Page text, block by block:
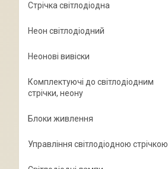
Стрічка світлодіодна
Неон світлодіодний
Неонові вивіски
Комплектуючі до світлодіодним
стрічки, неону
Блоки живлення
Управління світлодіодною стрічкою